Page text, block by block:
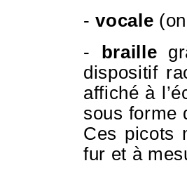
-vocale
-
braille
dispositif
affiché à
sous forme
Ces picots
fur et à